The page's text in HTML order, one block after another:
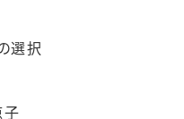
選択